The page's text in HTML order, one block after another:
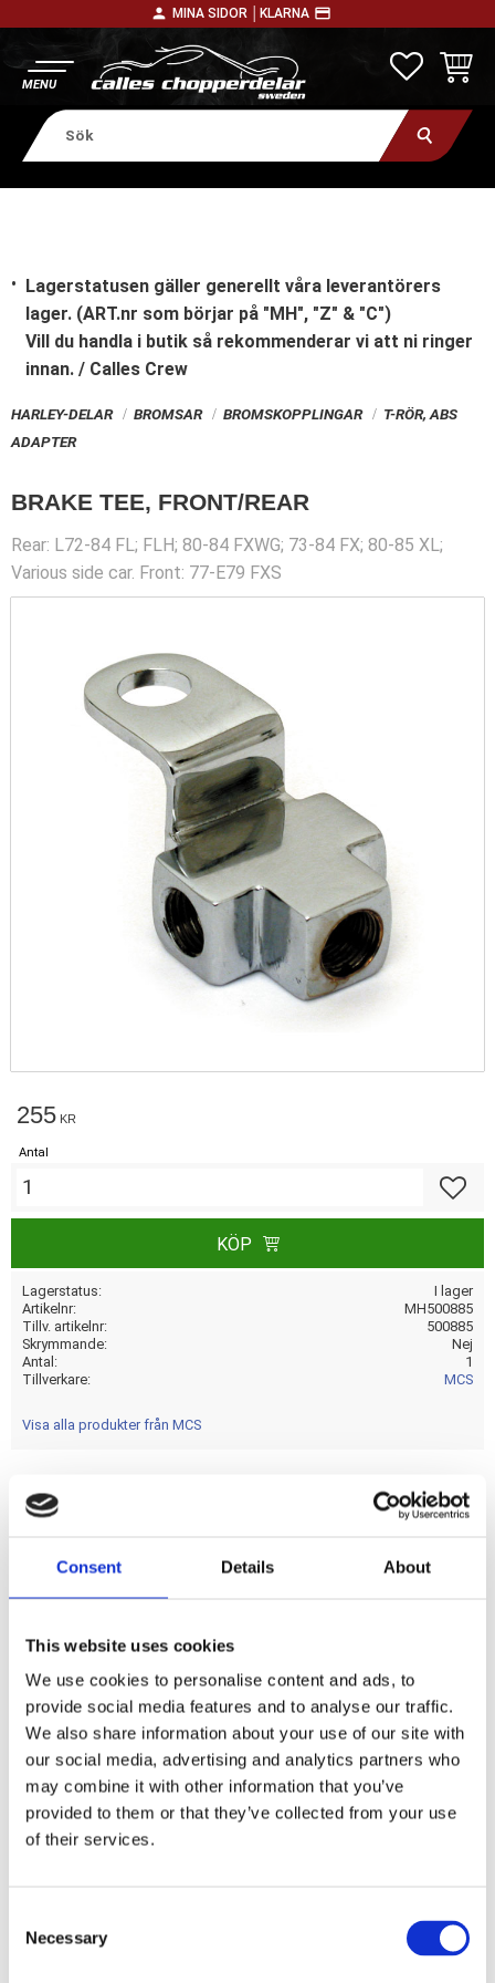
Consent Details About
This website uses cookies
We use cookies to personalise content and ads, to
provide social media features and to analyse our traffic.
We also share information about your use of our site with
our social media, advertising and analytics partners who
may combine it with other information that you’ve
provided to them or that they’ve collected from your use
of their services.
Necessary
person MINA SIDOR │ KLARNA payment
Lagerstatusen gäller generellt våra leverantörers
lager. (ART.nr som börjar på "MH", "Z" & "C")
Vill du handla i butik så rekommenderar vi att ni ringer
innan. / Calles Crew
HARLEY-DELAR BROMSAR BROMSKOPPLINGAR
T-RÖR, ABS
ADAPTER
BRAKE TEE, FRONT/REAR
Rear: L72-84 FL; FLH; 80-84 FXWG; 73-84 FX; 80-85 XL;
Various side car. Front: 77-E79 FXS
255 KR
Antal
KÖP
Lagerstatus
I lager
Artikelnr
MH500885
Tillv. artikelnr
500885
Skrymmande
Nej
Antal
1
Tillverkare
MCS
Visa alla produkter från MCS
Dela med dig
F
e
o
o
k
Omdömen
Du